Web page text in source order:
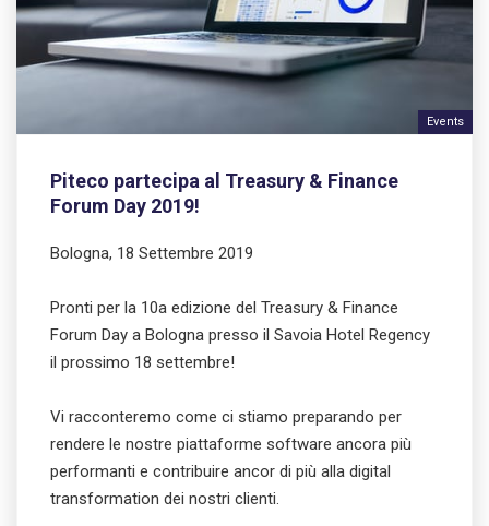
Events
Piteco partecipa al Treasury & Finance
Forum Day 2019!
Bologna, 18 Settembre 2019
Pronti per la 10a edizione del Treasury & Finance
Forum Day a Bologna presso il Savoia Hotel Regency
il prossimo 18 settembre!
Vi racconteremo come ci stiamo preparando per
rendere le nostre piattaforme software ancora più
performanti e contribuire ancor di più alla digital
transformation dei nostri clienti.